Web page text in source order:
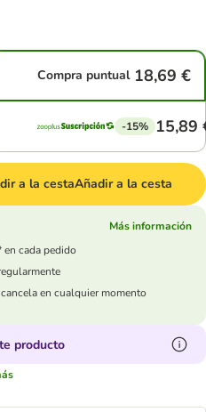
Compra puntual 18,69 €
-15% 15,89
a la cestaAñadir a la cesta
Más información
cada pedido
en cualquier momento
producto